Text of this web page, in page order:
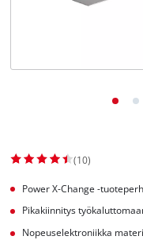
(10)
Power X-Change -
Pikakiinnitys
Nopeuselektroniikka